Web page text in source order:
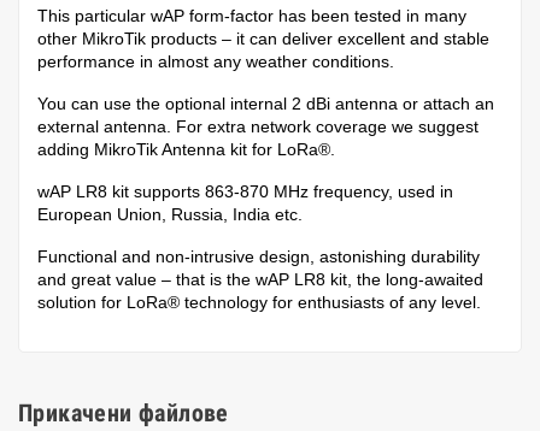
This particular wAP form-factor has been tested in many
other MikroTik products – it can deliver excellent and stable
performance in almost any weather conditions.
You can use the optional internal 2 dBi antenna or attach an
external antenna. For extra network coverage we suggest
adding MikroTik Antenna kit for LoRa®.
wAP LR8 kit supports 863-870 MHz frequency, used in
European Union, Russia, India etc.
Functional and non-intrusive design, astonishing durability
and great value – that is the wAP LR8 kit, the long-awaited
solution for LoRa® technology for enthusiasts of any level.
Прикачени файлове